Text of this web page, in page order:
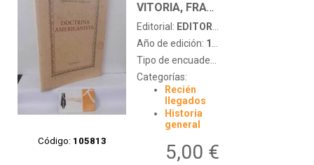
Código: 105813
VITORIA, FRANCISCO DE
Editorial: EDITORIAL SAN ESTEBAN
Año de edición: 1996
Tipo de encuadernación:
Categorías:
Recién
llegados
Historia
general
5,00 €